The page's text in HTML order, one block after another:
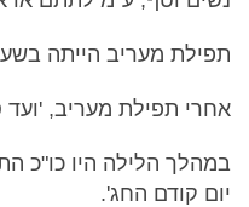
תפילת מעריב הייתה בשעה
אחרי תפילת מעריב,
במהלך הלילה היו כו"כ
יום קודם החג'.